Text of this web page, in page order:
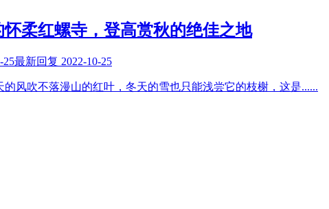
柔红螺寺，登高赏秋的绝佳之地
25最新回复 2022-10-25
风吹不落漫山的红叶，冬天的雪也只能浅尝它的枝榭，这是......